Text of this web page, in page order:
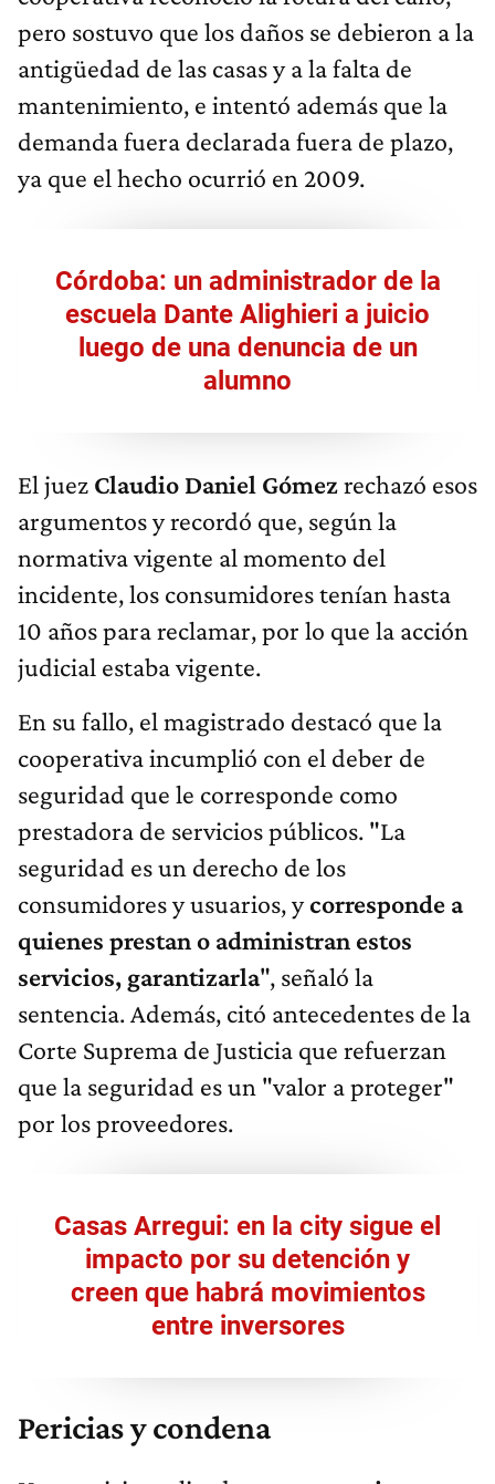
pero sostuvo que los daños se debieron a la
antigüedad de las casas y a la falta de
mantenimiento, e intentó además que la
demanda fuera declarada fuera de plazo,
ya que el hecho ocurrió en 2009.
Córdoba: un administrador de la
escuela Dante Alighieri a juicio
luego de una denuncia de un
alumno
El juez Claudio Daniel Gómezrechazó esos
argumentos y recordó que, según la
normativa vigente al momento del
incidente, los consumidores tenían hasta
10 años para reclamar, por lo que la acción
judicial estaba vigente.
En su fallo, el magistrado destacó que la
cooperativa incumplió con el deber de
seguridad que le corresponde como
prestadora de servicios públicos. "La
seguridad es un derecho de los
consumidores y usuarios, ycorresponde a
quienes prestan o administran estos
servicios, garantizarla", señaló la
sentencia. Además, citó antecedentes de la
Corte Suprema de Justicia que refuerzan
que la seguridad es un "valor a proteger"
por los proveedores.
Casas Arregui: en la city sigue el
impacto por su detención y
creen que habrá movimientos
entre inversores
Pericias y condena